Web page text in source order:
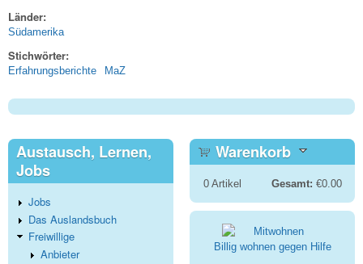
Länder:
Südamerika
Stichwörter:
Erfahrungsberichte MaZ
Austausch, Lernen,
Jobs
Jobs
Das Auslandsbuch
Freiwillige
Anbieter
Warenkorb
0Artikel Gesamt: €0.00
Billig wohnen gegen Hilfe